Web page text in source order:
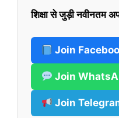
शिक्षा से जुड़ी नवीनतम
Join
Join
Join